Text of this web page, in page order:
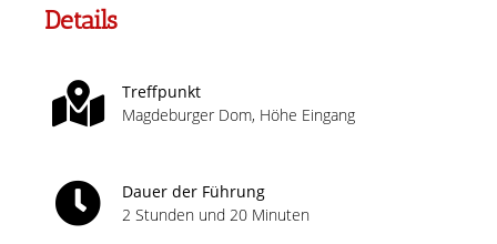
Details
Treffpunkt
Magdeburger Dom, Höhe Eingang
Dauer der Führung
2 Stunden und 20 Minuten